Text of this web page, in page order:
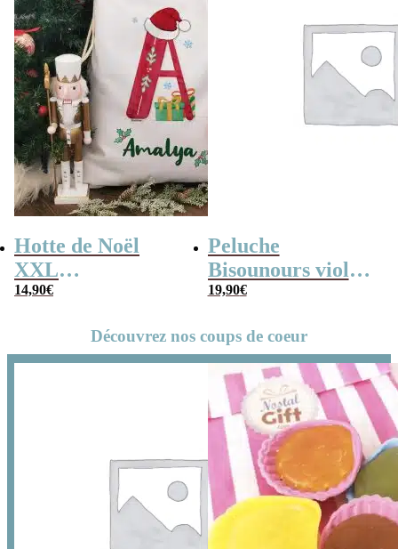
Hotte de Noël
XXL
personnalisée –
14,90€
Peluche
Bisounours violet
(21cm) –
Version 2019
19,90€
Découvrez nos coups de coeur